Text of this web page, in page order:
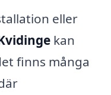
eller
kan
finns många